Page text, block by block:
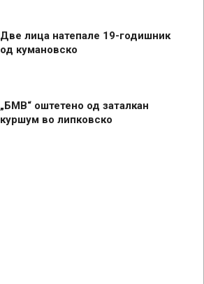
Две лица натепале 19-годишник
од кумановско
„БМВ“ оштетено од заталкан
куршум во липковско